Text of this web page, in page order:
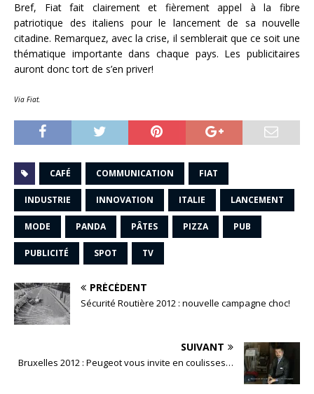
Bref, Fiat fait clairement et fièrement appel à la fibre
patriotique des italiens pour le lancement de sa nouvelle
citadine. Remarquez, avec la crise, il semblerait que ce soit une
thématique importante dans chaque pays. Les publicitaires
auront donc tort de s’en priver!
Via Fiat.
CAFÉ COMMUNICATION FIAT
INDUSTRIE INNOVATION ITALIE LANCEMENT
MODE PANDA PÂTES PIZZA PUB
PUBLICITÉ SPOT TV
PRÉCÉDENT
Sécurité Routière 2012 : nouvelle campagne choc!
SUIVANT
Bruxelles 2012 : Peugeot vous invite en coulisses…